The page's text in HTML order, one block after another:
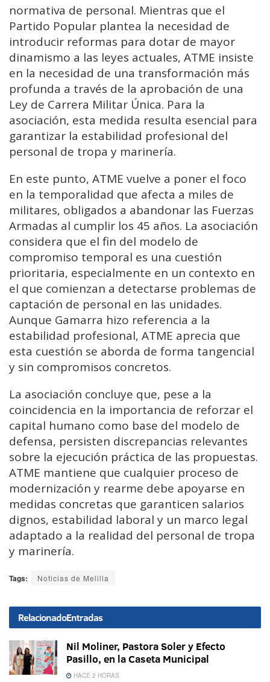
normativa de personal. Mientras que el
Partido Popular plantea la necesidad de
introducir reformas para dotar de mayor
dinamismo a las leyes actuales, ATME insiste
en la necesidad de una transformación más
profunda a través de la aprobación de una
Ley de Carrera Militar Única. Para la
asociación, esta medida resulta esencial para
garantizar la estabilidad profesional del
personal de tropa y marinería.
En este punto, ATME vuelve a poner el foco
en la temporalidad que afecta a miles de
militares, obligados a abandonar las Fuerzas
Armadas al cumplir los 45 años. La asociación
considera que el fin del modelo de
compromiso temporal es una cuestión
prioritaria, especialmente en un contexto en
el que comienzan a detectarse problemas de
captación de personal en las unidades.
Aunque Gamarra hizo referencia a la
estabilidad profesional, ATME aprecia que
esta cuestión se aborda de forma tangencial
y sin compromisos concretos.
La asociación concluye que, pese a la
coincidencia en la importancia de reforzar el
capital humano como base del modelo de
defensa, persisten discrepancias relevantes
sobre la ejecución práctica de las propuestas.
ATME mantiene que cualquier proceso de
modernización y rearme debe apoyarse en
medidas concretas que garanticen salarios
dignos, estabilidad laboral y un marco legal
adaptado a la realidad del personal de tropa
y marinería.
Tags: Noticias de Melilla
RelacionadoEntradas
Nil Moliner, Pastora Soler y Efecto
Pasillo, en la Caseta Municipal
HACE 2 HORAS